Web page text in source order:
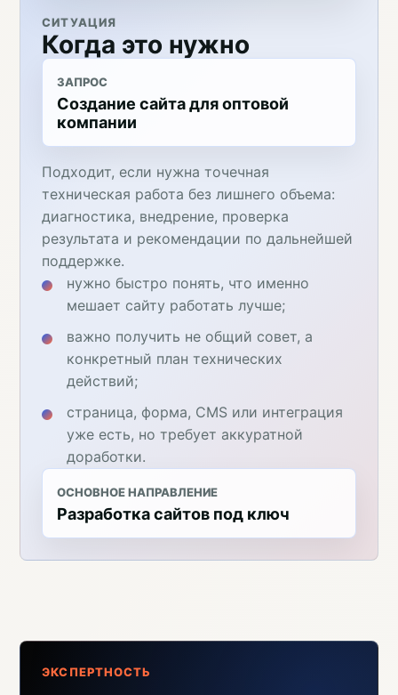
СИТУАЦИЯ
Когда это нужно
ЗАПРОС
Создание сайта для оптовой
компании
Подходит, если нужна точечная
техническая работа без лишнего объема:
диагностика, внедрение, проверка
результата и рекомендации по дальнейшей
поддержке.
нужно быстро понять, что именно
мешает сайту работать лучше;
важно получить не общий совет, а
конкретный план технических
действий;
страница, форма, CMS или интеграция
уже есть, но требует аккуратной
доработки.
ОСНОВНОЕ НАПРАВЛЕНИЕ
Разработка сайтов под ключ
ЭКСПЕРТНОСТЬ